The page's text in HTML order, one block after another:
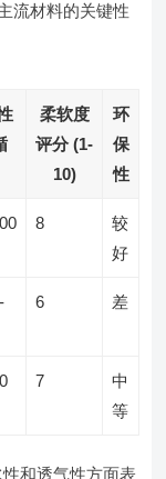
流材料的关键性
柔软度
评分 (1-
10)
环
保
性
8
较
好
6 差
7
中
等
和透气性方面表